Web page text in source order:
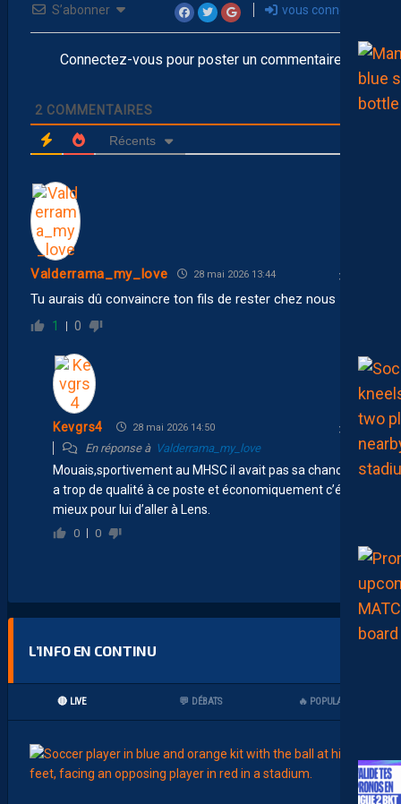
S’abonner vous connecter
Connectez-vous pour poster un commentaire
2 COMMENTAIRES
Récents
Valderrama_my_love 28 mai 2026 13:44
Tu aurais dû convaincre ton fils de rester chez nous
1 0
Kevgrs4 28 mai 2026 14:50
En réponse à Valderrama_my_love
Mouais,sportivement au MHSC il avait pas sa chance,on
a trop de qualité à ce poste et économiquement c’était
mieux pour lui d’aller à Lens.
0 0
L’INFO EN CONTINU
🔴 LIVE 💬 DÉBATS 🔥 POPULAIRES
17:00
MHSC-